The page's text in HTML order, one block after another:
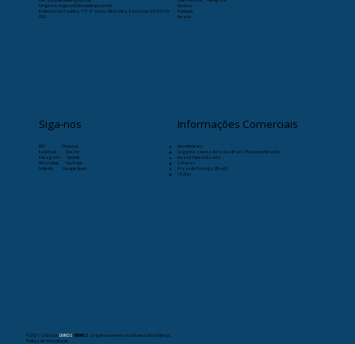
Originais: originais@livrosvikings.com.br
Endereço: Av. Paulista, 171 4º andar, Bela Vista, São Paulo-SP, 01310-
000
Notícias
Publique
Livraria
Siga-nos
RSS
Pinterest
Facebook
Deezer
Instagram
Spotify
WhatsApp
YouTube
Linkedin
Google News
Informações Comerciais
Atendimento:
Segunda a sexta-feira das 8h as 17h (exceto feriado)
Livraria Especializada:
24 horas
Prazo de Entrega (Brasil):
30 dias
© 2021- 2026por LIVROSVIKINGS . Orgulhosamente criado pela Livros Vikings.
Política de Privacidade